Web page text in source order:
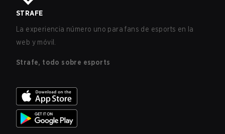
STRAFE
La experiencia número uno para fans de esports en la
web y móvil.
Strafe, todo sobre esports